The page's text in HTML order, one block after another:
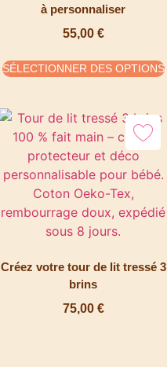
à personnaliser
55,00 €
SÉLECTIONNER DES OPTIONS
Créez votre tour de lit tressé 3
brins
75,00 €